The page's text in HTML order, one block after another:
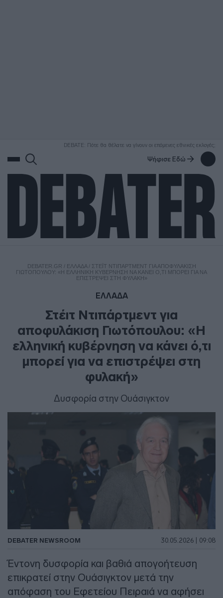
DEBATE: Πότε θα θέλατε να γίνουν οι επόμενες εθνικές εκλογές;
Ψήφισε Εδώ
DEBATER.GR / ΕΛΛΑΔΑ/ ΣΤΈΙΤ ΝΤΙΠΆΡΤΜΕΝΤ ΓΙΑ ΑΠΟΦΥΛΆΚΙΣΗ
ΓΙΩΤΌΠΟΥΛΟΥ: «Η ΕΛΛΗΝΙΚΉ ΚΥΒΈΡΝΗΣΗ ΝΑ ΚΆΝΕΙ Ό,ΤΙ ΜΠΟΡΕΊ ΓΙΑ ΝΑ
ΕΠΙΣΤΡΈΨΕΙ ΣΤΗ ΦΥΛΑΚΉ»
ΕΛΛΑΔΑ
Στέιτ Ντιπάρτμεντ για
αποφυλάκιση Γιωτόπουλου: «Η
ελληνική κυβέρνηση να κάνει ό,τι
μπορεί για να επιστρέψει στη
φυλακή»
Δυσφορία στην Ουάσιγκτον
DEBATER NEWSROOM 30.05.2026 | 09:08
Έντονη δυσφορία και βαθιά απογοήτευση
επικρατεί στην Ουάσιγκτον μετά την
απόφαση του Εφετείου Πειραιά να αφήσει